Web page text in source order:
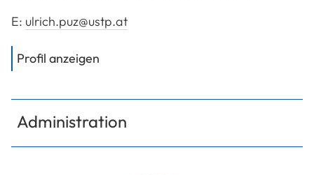
E: ulrich.puz@ustp.at
Profil anzeigen
Administration